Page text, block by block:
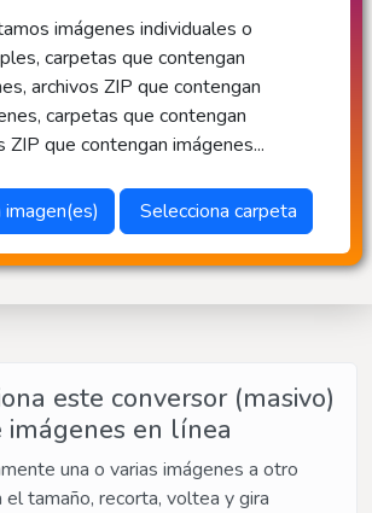
imágenes individuales o
carpetas que contengan
archivos ZIP que contengan
carpetas que contengan
ZIP que contengan imágenes...
Selecciona carpeta
este conversor (masivo)
imágenes en línea
una o varias imágenes a otro
el tamaño, recorta, voltea y gira